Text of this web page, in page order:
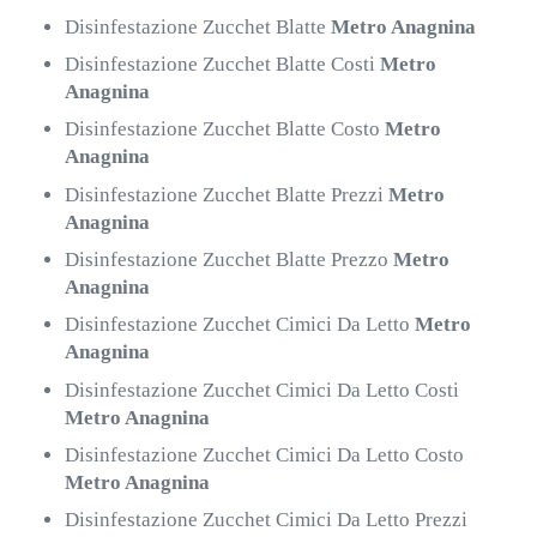
Disinfestazione Zucchet BlatteMetro Anagnina
Disinfestazione Zucchet Blatte CostiMetro
Anagnina
Disinfestazione Zucchet Blatte CostoMetro
Anagnina
Disinfestazione Zucchet Blatte PrezziMetro
Anagnina
Disinfestazione Zucchet Blatte PrezzoMetro
Anagnina
Disinfestazione Zucchet Cimici Da LettoMetro
Anagnina
Disinfestazione Zucchet Cimici Da Letto Costi
Metro Anagnina
Disinfestazione Zucchet Cimici Da Letto Costo
Metro Anagnina
Disinfestazione Zucchet Cimici Da Letto Prezzi